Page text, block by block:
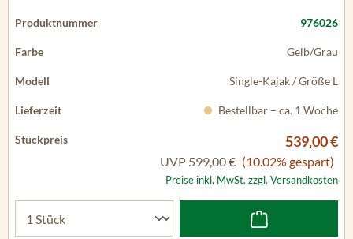
976026
Gelb/Grau
Single-Kajak / Größe L
Bestellbar – ca. 1 Woche
539,00 €
UVP 599,00 € (10.02% gespart)
Preise inkl. MwSt. zzgl. Versandkosten